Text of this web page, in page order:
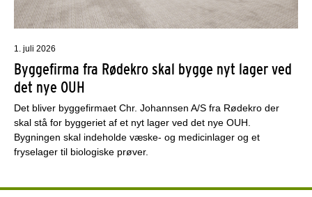
1. juli 2026
Byggefirma fra Rødekro skal bygge nyt lager ved
det nye OUH
Det bliver byggefirmaet Chr. Johannsen A/S fra Rødekro der
skal stå for byggeriet af et nyt lager ved det nye OUH.
Bygningen skal indeholde væske- og medicinlager og et
fryselager til biologiske prøver.